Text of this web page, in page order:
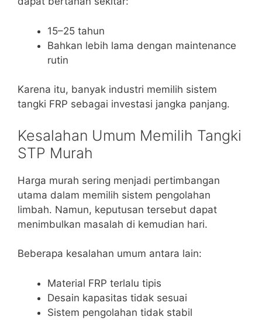
15–25 tahun
Bahkan lebih lama dengan maintenance
rutin
Karena itu, banyak industri memilih sistem
tangki FRP sebagai investasi jangka panjang.
Kesalahan Umum Memilih Tangki
STP Murah
Harga murah sering menjadi pertimbangan
utama dalam memilih sistem pengolahan
limbah. Namun, keputusan tersebut dapat
menimbulkan masalah di kemudian hari.
Beberapa kesalahan umum antara lain:
Material FRP terlalu tipis
Desain kapasitas tidak sesuai
Sistem pengolahan tidak stabil